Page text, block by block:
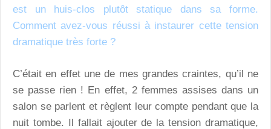
est un huis-clos plutôt statique dans sa forme.
Comment avez-vous réussi à instaurer cette tension
dramatique très forte ?
C’était en effet une de mes grandes craintes, qu’il ne
se passe rien ! En effet, 2 femmes assises dans un
salon se parlent et règlent leur compte pendant que la
nuit tombe. Il fallait ajouter de la tension dramatique,